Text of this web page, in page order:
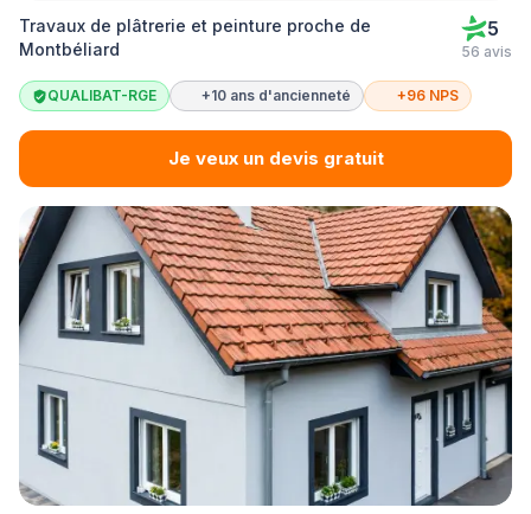
Travaux de plâtrerie et peinture proche de
Montbéliard
5
56 avis
QUALIBAT-RGE +10 ans d'ancienneté +96 NPS
Je veux un devis gratuit